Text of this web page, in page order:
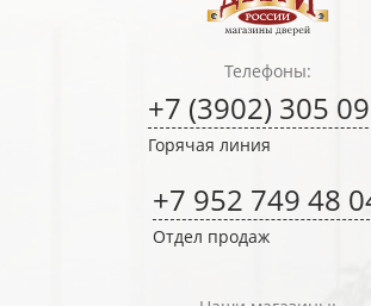
Телефоны:
+7 (3902) 305
Горячая линия
+7 952 749 48
Отдел продаж